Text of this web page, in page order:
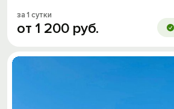
за 1 сутки
от 1 200 руб.